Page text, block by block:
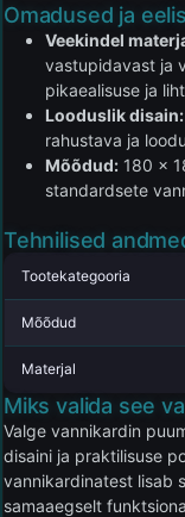
Omadused ja
Veekindel
vastupidavast ja
pikaealisuse ja
Looduslik disain:
rahustava ja
Mõõdud: 180 x
standardsete
Tehnilised
Tootekategooria
Mõõdud
Materjal
Miks valida see
Valge vannikardin
disaini ja praktilisuse
vannikardinatest lisab
samaaegselt